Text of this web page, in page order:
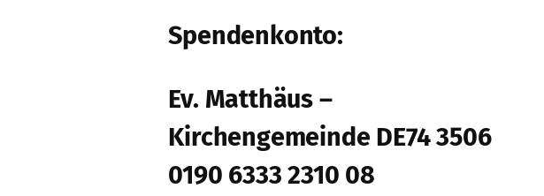
Spendenkonto:
Ev. Matthäus –
Kirchengemeinde DE74 3506
0190 6333 2310 08